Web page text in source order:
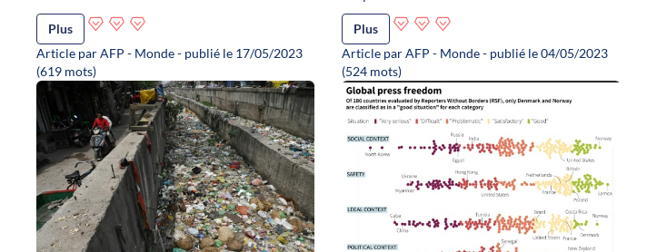
Plus
Article par AFP - Monde - publié le 17/05/2023
(619 mots)
Plus
Article par AFP - Monde - publié le 04/05/2023
(524 mots)